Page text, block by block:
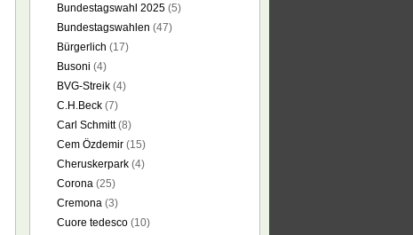
Bundestagswahl 2025 (5)
Bundestagswahlen (47)
Bürgerlich (17)
Busoni (4)
BVG-Streik (4)
C.H.Beck (7)
Carl Schmitt(8)
Cem Özdemir (15)
Cheruskerpark (4)
Corona (25)
Cremona (3)
Cuore tedesco (10)